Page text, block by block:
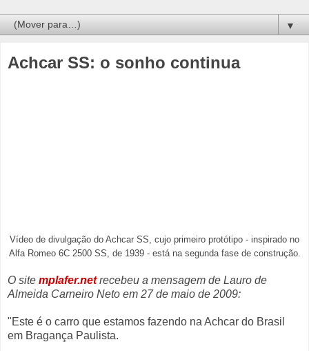
▼
Achcar SS: o sonho continua
Vídeo de divulgação do Achcar SS, cujo primeiro protótipo - inspirado no
Alfa Romeo 6C 2500 SS, de 1939 - está na segunda fase de construção.
O site mplafer.netrecebeu a mensagem de Lauro de
Almeida Carneiro Neto em 27 de maio de 2009:
"Este é o carro que estamos fazendo na Achcar do Brasil
em Bragança Paulista.